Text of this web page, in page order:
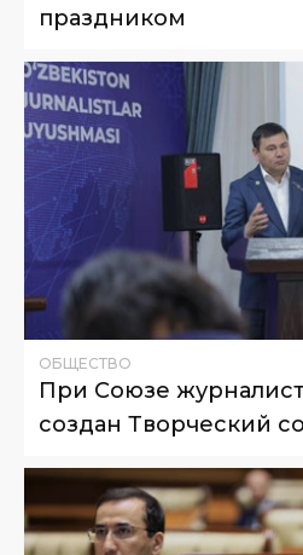
праздником
ОБЩЕСТВО
При Союзе
создан Творческий